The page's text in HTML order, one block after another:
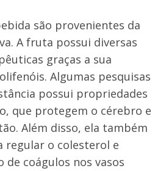
são provenientes da
A fruta possui diversas
graças a sua
Algumas pesquisas
possui propriedades
que protegem o cérebro e
Além disso, ela também
regular o colesterol e
coágulos nos vasos